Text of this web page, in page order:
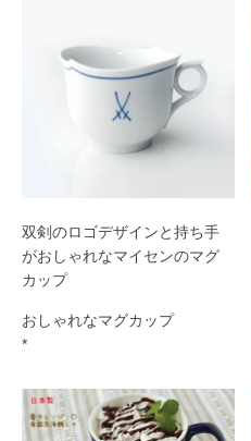
双剣のロゴデザインと持ち手
がおしゃれなマイセンのマグ
カップ
おしゃれなマグカップ
*